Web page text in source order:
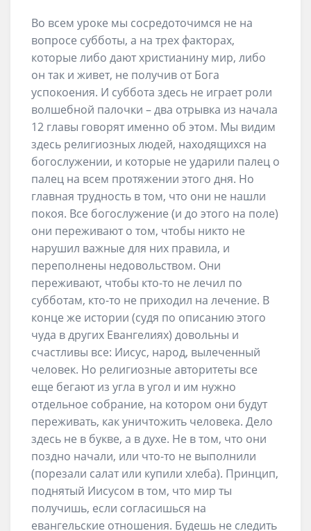
Во всем уроке мы сосредоточимся не на
вопросе субботы, а на трех факторах,
которые либо дают христианину мир, либо
он так и живет, не получив от Бога
успокоения. И суббота здесь не играет роли
волшебной палочки – два отрывка из начала
12 главы говорят именно об этом. Мы видим
здесь религиозных людей, находящихся на
богослужении, и которые не ударили палец о
палец на всем протяжении этого дня. Но
главная трудность в том, что они не нашли
покоя. Все богослужение (и до этого на поле)
они переживают о том, чтобы никто не
нарушил важные для них правила, и
переполнены недовольством. Они
переживают, чтобы кто-то не лечил по
субботам, кто-то не приходил на лечение. В
конце же истории (судя по описанию этого
чуда в других Евангелиях) довольны и
счастливы все: Иисус, народ, вылеченный
человек. Но религиозные авторитеты все
еще бегают из угла в угол и им нужно
отдельное собрание, на котором они будут
переживать, как уничтожить человека. Дело
здесь не в букве, а в духе. Не в том, что они
поздно начали, или что-то не выполнили
(порезали салат или купили хлеба). Принцип,
поднятый Иисусом в том, что мир ты
получишь, если согласишься на
евангельские отношения. Будешь не следить